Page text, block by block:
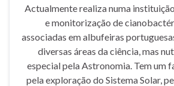
Actualmente realiza numa
e monitorização de
associadas em albufeiras
diversas áreas da ciência, mas
especial pela Astronomia. Tem um
pela exploração do Sistema Solar,